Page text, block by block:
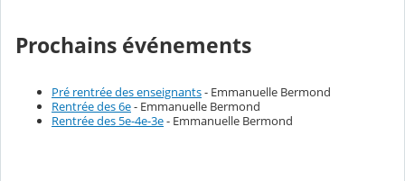
Prochains événements
Pré rentrée des enseignants- Emmanuelle Bermond
Rentrée des 6e- Emmanuelle Bermond
Rentrée des 5e-4e-3e- Emmanuelle Bermond